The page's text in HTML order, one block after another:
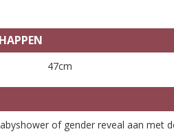
47cm
of gender reveal aan met